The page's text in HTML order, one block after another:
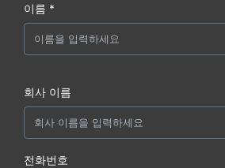
이름 *
회사 이름
전화번호